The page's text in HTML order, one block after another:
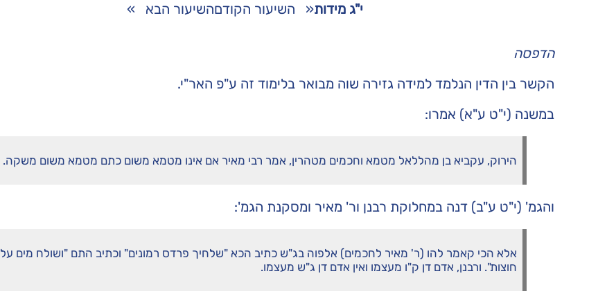
י"ג מידות« השיעור הקודםהשיעור הבא »
הדפסה
הקשר בין הדין הנלמד למידה גזירה שוה מבואר בלימוד זה ע"פ האר"י.
במשנה (י"ט ע"א) אמרו:
הירוק, עקביא בן מהללאל מטמא וחכמים מטהרין, אמר רבי מאיר אם אינו מטמא משום כתם מטמא משום משקה.
והגמ' (י"ט ע"ב) דנה במחלוקת רבנן ור' מאיר ומסקנת הגמ':
אלא הכי קאמר להו (ר' מאיר לחכמים) אלפוה בג"ש כתיב הכא "שלחיך פרדס רמונים" וכתיב התם "ושולח מים על
חוצות". ורבנן, אדם דן ק"ו מעצמו ואין אדם דן ג"ש מעצמו.